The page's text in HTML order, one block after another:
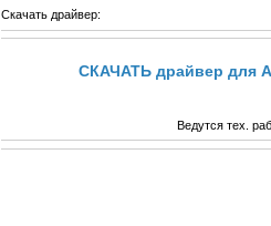
Скачать драйвер:
СКАЧАТЬ драйвер для
Ведутся тех.